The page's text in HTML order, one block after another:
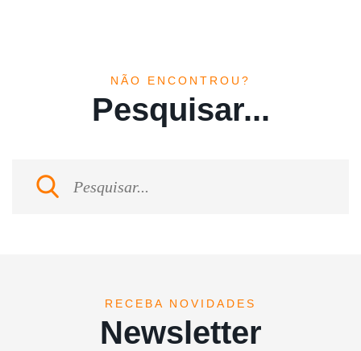
NÃO ENCONTROU?
Pesquisar...
RECEBA NOVIDADES
Newsletter